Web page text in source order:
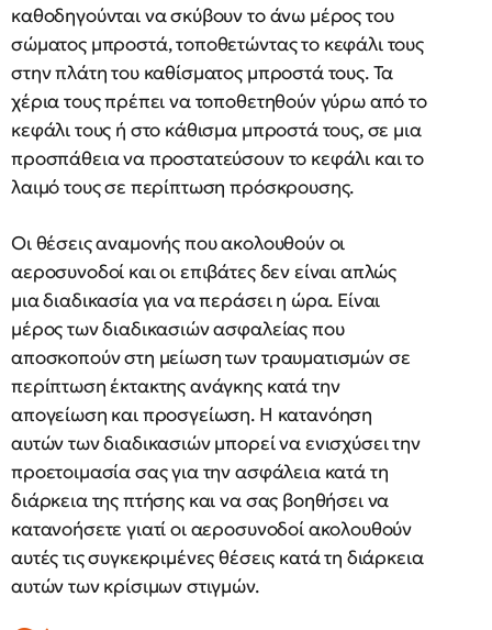
καθοδηγούνται να σκύβουν το άνω μέρος του
σώματος μπροστά, τοποθετώντας το κεφάλι τους
στην πλάτη του καθίσματος μπροστά τους. Τα
χέρια τους πρέπει να τοποθετηθούν γύρω από το
κεφάλι τους ή στο κάθισμα μπροστά τους, σε μια
προσπάθεια να προστατεύσουν το κεφάλι και το
λαιμό τους σε περίπτωση πρόσκρουσης.
Οι θέσεις αναμονής που ακολουθούν οι
αεροσυνοδοί και οι επιβάτες δεν είναι απλώς
μια διαδικασία για να περάσει η ώρα. Είναι
μέρος των διαδικασιών ασφαλείας που
αποσκοπούν στη μείωση των τραυματισμών σε
περίπτωση έκτακτης ανάγκης κατά την
απογείωση και προσγείωση. Η κατανόηση
αυτών των διαδικασιών μπορεί να ενισχύσει την
προετοιμασία σας για την ασφάλεια κατά τη
διάρκεια της πτήσης και να σας βοηθήσει να
κατανοήσετε γιατί οι αεροσυνοδοί ακολουθούν
αυτές τις συγκεκριμένες θέσεις κατά τη διάρκεια
αυτών των κρίσιμων στιγμών.